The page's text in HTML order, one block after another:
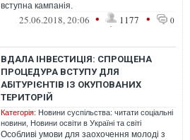
вступна кампанія.
25.06.2018, 20:06 • 1177 • 0
ВДАЛА ІНВЕСТИЦІЯ: СПРОЩЕНА
ПРОЦЕДУРА ВСТУПУ ДЛЯ
АБІТУРІЄНТІВ ІЗ ОКУПОВАНИХ
ТЕРИТОРІЙ
Категорія: Новини суспільства: читати соціальні
новини Новини освіти в Україні та світі
Особливі умови для заохочення молоді з